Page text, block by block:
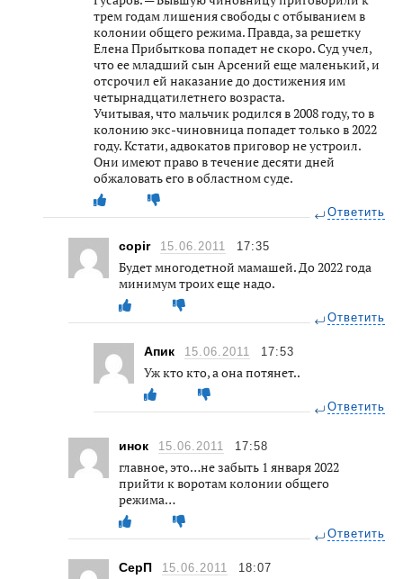
трем годам лишения свободы с отбыванием в
колонии общего режима. Правда, за решетку
Елена Прибыткова попадет не скоро. Суд учел,
что ее младший сын Арсений еще маленький, и
отсрочил ей наказание до достижения им
четырнадцатилетнего возраста.
Учитывая, что мальчик родился в 2008 году, то в
колонию экс-чиновница попадет только в 2022
году. Кстати, адвокатов приговор не устроил.
Они имеют право в течение десяти дней
обжаловать его в областном суде.
Ответить
copir 15.06.2011 17:35
Будет многодетной мамашей. До 2022 года
минимум троих еще надо.
Ответить
Апик 15.06.2011 17:53
Уж кто кто, а она потянет..
Ответить
инок 15.06.2011 17:58
главное, это…не забыть 1 января 2022
прийти к воротам колонии общего
режима…
Ответить
СерП 15.06.2011 18:07